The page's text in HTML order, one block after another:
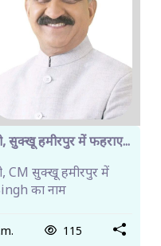
सुक्खू हमीरपुर में फहराए...
CM सुक्खू हमीरपुर में
का नाम
115